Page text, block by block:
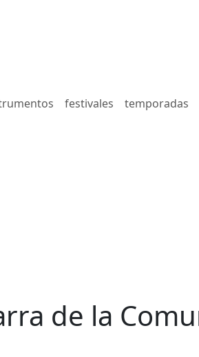
festivales temporadas
de la